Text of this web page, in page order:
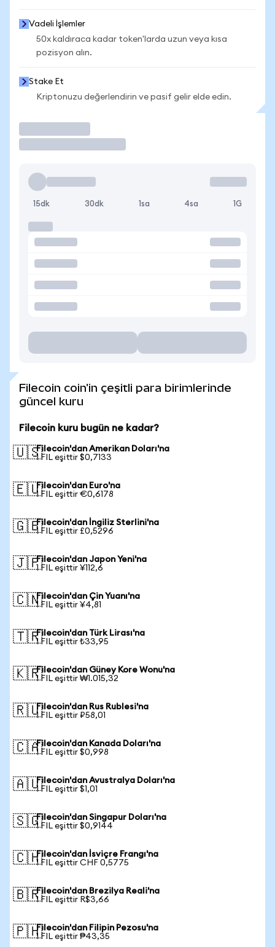
Vadeli İşlemler
50x kaldıraca kadar token'larda uzun veya kısa
pozisyon alın.
Stake Et
Kriptonuzu değerlendirin ve pasif gelir elde edin.
15dk 30dk 1sa 4sa 1G
Filecoin coin'in çeşitli para birimlerinde
güncel kuru
Filecoin kuru bugün ne kadar?
🇺🇸Filecoin'dan Amerikan Doları'na
1 FIL eşittir $0,7133
🇪🇺Filecoin'dan Euro'na
1 FIL eşittir €0,6178
🇬🇧Filecoin'dan İngiliz Sterlini'na
1 FIL eşittir £0,5296
🇯🇵Filecoin'dan Japon Yeni'na
1 FIL eşittir ¥112,6
🇨🇳Filecoin'dan Çin Yuanı'na
1 FIL eşittir ¥4,81
🇹🇷Filecoin'dan Türk Lirası'na
1 FIL eşittir ₺33,95
🇰🇷Filecoin'dan Güney Kore Wonu'na
1 FIL eşittir ₩1.015,32
🇷🇺Filecoin'dan Rus Rublesi'na
1 FIL eşittir ₽58,01
🇨🇦Filecoin'dan Kanada Doları'na
1 FIL eşittir $0,998
🇦🇺Filecoin'dan Avustralya Doları'na
1 FIL eşittir $1,01
🇸🇬Filecoin'dan Singapur Doları'na
1 FIL eşittir $0,9144
🇨🇭Filecoin'dan İsviçre Frangı'na
1 FIL eşittir CHF 0,5775
🇧🇷Filecoin'dan Brezilya Reali'na
1 FIL eşittir R$3,66
🇵🇭Filecoin'dan Filipin Pezosu'na
1 FIL eşittir ₱43,35